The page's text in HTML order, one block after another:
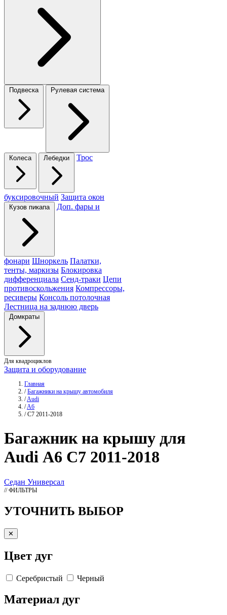
Подвеска Рулевая система
Колеса Лебедки Трос
буксировочный Защита окон
Кузов пикапа Доп. фары и
фонари Шноркель Палатки,
тенты, маркизы Блокировка
дифференциала Сенд-траки Цепи
противоскольжения Компрессоры,
ресиверы Консоль потолочная
Лестница на заднюю дверь
Домкраты
Для квадроциклов
Защита и оборудование
Главная
/ Багажники на крышу автомобиля
/Audi
/A6
/ C7 2011-2018
Багажникна крышу для
Audi А6 C7 2011-2018
Седан Универсал
// ФИЛЬТРЫ
УТОЧНИТЬ ВЫБОР
✕
Цвет дуг
Серебристый Черный
Материал дуг